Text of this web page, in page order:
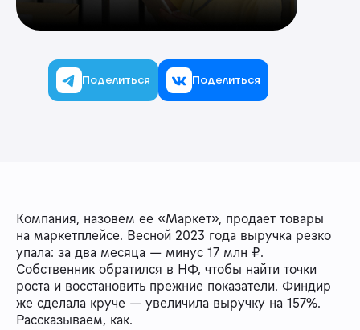
Поделиться Поделиться
Компания, назовем ее «Маркет», продает товары
на маркетплейсе. Весной 2023 года выручка резко
упала: за два месяца — минус 17 млн ₽.
Собственник обратился в НФ, чтобы найти точки
роста и восстановить прежние показатели. Финдир
же сделала круче — увеличила выручку на 157%.
Рассказываем, как.